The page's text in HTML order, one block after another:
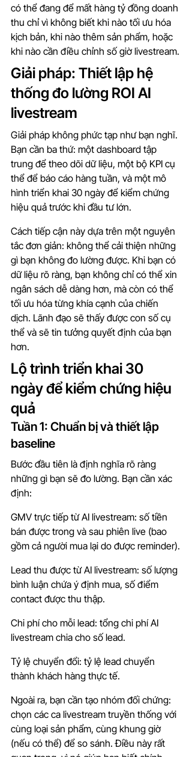
có thể đang để mất hàng tỷ đồng doanh
thu chỉ vì không biết khi nào tối ưu hóa
kịch bản, khi nào thêm sản phẩm, hoặc
khi nào cần điều chỉnh số giờ livestream.
Giải pháp: Thiết lập hệ
thống đo lường ROI AI
livestream
Giải pháp không phức tạp như bạn nghĩ.
Bạn cần ba thứ: một dashboard tập
trung để theo dõi dữ liệu, một bộ KPI cụ
thể để báo cáo hàng tuần, và một mô
hình triển khai 30 ngày để kiểm chứng
hiệu quả trước khi đầu tư lớn.
Cách tiếp cận này dựa trên một nguyên
tắc đơn giản: không thể cải thiện những
gì bạn không đo lường được. Khi bạn có
dữ liệu rõ ràng, bạn không chỉ có thể xin
ngân sách dễ dàng hơn, mà còn có thể
tối ưu hóa từng khía cạnh của chiến
dịch. Lãnh đạo sẽ thấy được con số cụ
thể và sẽ tin tưởng quyết định của bạn
hơn.
Lộ trình triển khai 30
ngày để kiểm chứng hiệu
quả
Tuần 1: Chuẩn bị và thiết lập
baseline
Bước đầu tiên là định nghĩa rõ ràng
những gì bạn sẽ đo lường. Bạn cần xác
định:
GMV trực tiếp từ AI livestream: số tiền
bán được trong và sau phiên live (bao
gồm cả người mua lại do được reminder).
Lead thu được từ AI livestream: số lượng
bình luận chứa ý định mua, số điểm
contact được thu thập.
Chi phí cho mỗi lead: tổng chi phí AI
livestream chia cho số lead.
Tỷ lệ chuyển đổi: tỷ lệ lead chuyển
thành khách hàng thực tế.
Ngoài ra, bạn cần tạo nhóm đối chứng:
chọn các ca livestream truyền thống với
cùng loại sản phẩm, cùng khung giờ
(nếu có thể) để so sánh. Điều này rất